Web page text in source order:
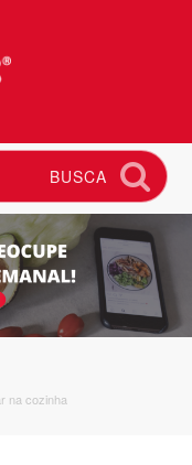
BUSCA
na cozinha